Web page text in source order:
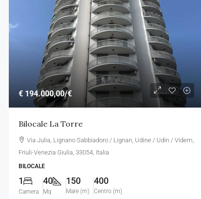
€ 194.000,00/€
Bilocale La Torre
Via Julia, Lignano Sabbiadoro / Lignan, Udine / Udin / Videm,
Friuli-Venezia Giulia, 33054, Italia
BILOCALE
1
Camera
40
Mq
150
Mare (m)
400
Centro (m)
€ 260.000,00
Udine, Friuli-Venezia Giulia, 33053, Italia